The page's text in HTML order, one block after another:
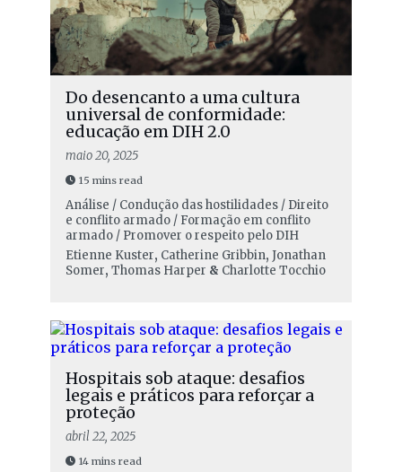
Do desencanto a uma cultura
universal de conformidade:
educação em DIH 2.0
maio 20, 2025
15 mins read
Análise / Condução das hostilidades / Direito
e conflito armado / Formação em conflito
armado / Promover o respeito pelo DIH
Etienne Kuster, Catherine Gribbin, Jonathan
Somer, Thomas Harper & Charlotte Tocchio
Hospitais sob ataque: desafios
legais e práticos para reforçar a
proteção
abril 22, 2025
14 mins read